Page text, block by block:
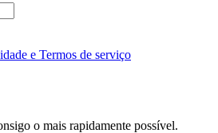
e Termos de serviço
o mais rapidamente possível.